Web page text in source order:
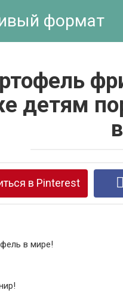
формат
детям
в Pinterest
в мире!